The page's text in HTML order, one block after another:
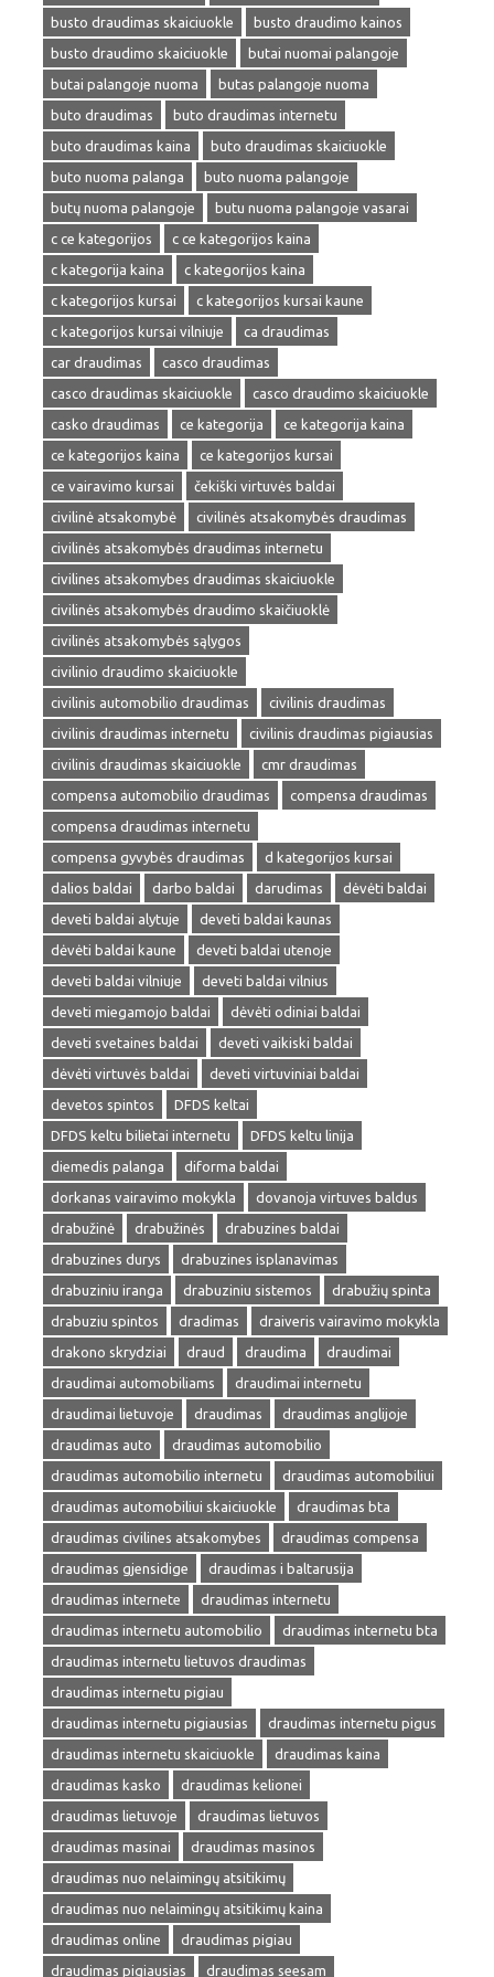
busto draudimas skaiciuokle
busto draudimo kainos
busto draudimo skaiciuokle
butai nuomai palangoje
butai palangoje nuoma
butas palangoje nuoma
buto draudimas
buto draudimas internetu
buto draudimas kaina
buto draudimas skaiciuokle
buto nuoma palanga
buto nuoma palangoje
butų nuoma palangoje
butu nuoma palangoje vasarai
c ce kategorijos
c ce kategorijos kaina
c kategorija kaina
c kategorijos kaina
c kategorijos kursai
c kategorijos kursai kaune
c kategorijos kursai vilniuje
ca draudimas
car draudimas
casco draudimas
casco draudimas skaiciuokle
casco draudimo skaiciuokle
casko draudimas
ce kategorija
ce kategorija kaina
ce kategorijos kaina
ce kategorijos kursai
ce vairavimo kursai
čekiški virtuvės baldai
civilinė atsakomybė
civilinės atsakomybės draudimas
civilinės atsakomybės draudimas internetu
civilines atsakomybes draudimas skaiciuokle
civilinės atsakomybės draudimo skaičiuoklė
civilinės atsakomybės sąlygos
civilinio draudimo skaiciuokle
civilinis automobilio draudimas
civilinis draudimas
civilinis draudimas internetu
civilinis draudimas pigiausias
civilinis draudimas skaiciuokle
cmr draudimas
compensa automobilio draudimas
compensa draudimas
compensa draudimas internetu
compensa gyvybės draudimas
d kategorijos kursai
dalios baldai
darbo baldai darudimas
dėvėti baldai
deveti baldai alytuje
deveti baldai kaunas
dėvėti baldai kaune
deveti baldai utenoje
deveti baldai vilniuje
deveti baldai vilnius
deveti miegamojo baldai
dėvėti odiniai baldai
deveti svetaines baldai
deveti vaikiski baldai
dėvėti virtuvės baldai
deveti virtuviniai baldai
devetos spintos
DFDS keltai
DFDS keltu bilietai internetu
DFDS keltu linija
diemedis palanga
diforma baldai
dorkanas vairavimo mokykla
dovanoja virtuves baldus
drabužinė
drabužinės
drabuzines baldai
drabuzines durys
drabuzines isplanavimas
drabuziniu iranga
drabuziniu sistemos
drabužių spinta
drabuziu spintos
dradimas
draiveris vairavimo mokykla
drakono skrydziai
draud draudima
draudimai
draudimai automobiliams
draudimai internetu
draudimai lietuvoje
draudimas
draudimas anglijoje
draudimas auto
draudimas automobilio
draudimas automobilio internetu
draudimas automobiliui
draudimas automobiliui skaiciuokle
draudimas bta
draudimas civilines atsakomybes
draudimas compensa
draudimas gjensidige
draudimas i baltarusija
draudimas internete
draudimas internetu
draudimas internetu automobilio
draudimas internetu bta
draudimas internetu lietuvos draudimas
draudimas internetu pigiau
draudimas internetu pigiausias
draudimas internetu pigus
draudimas internetu skaiciuokle
draudimas kaina
draudimas kasko
draudimas kelionei
draudimas lietuvoje
draudimas lietuvos
draudimas masinai
draudimas masinos
draudimas nuo nelaimingų atsitikimų
draudimas nuo nelaimingų atsitikimų kaina
draudimas online
draudimas pigiau
draudimas pigiausias
draudimas seesam